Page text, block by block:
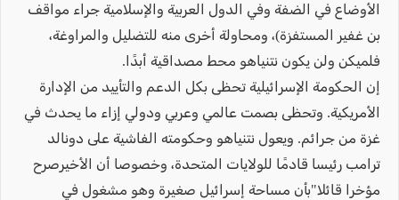
الأوضاع في الضفة وفي الدول العربية والإسلامية جراء مواقف
بن غفير المستفزة)، ومحاولة أخرى منه للتضليل والمراوغة،
فلميكن ولن يكون نتنياهو محط مصداقية أبدًا.
إن الحكومة الإسرائيلية تحظى بكل الدعم والتأييد من الإدارة
الأمريكية. وتحظى بصمت عالمي وعربي ودولي إزاء ما يحدث في
غزة من جرائم. ويعول نتنياهو وحكومته الفاشية على دونالد
ترامب رئيسا قادمًا للولايات المتحدة، وخصوصا أن الأخيرصرح
مؤخرا قائلا"بأن مساحة إسرائيل صغيرة وهو مشغول في